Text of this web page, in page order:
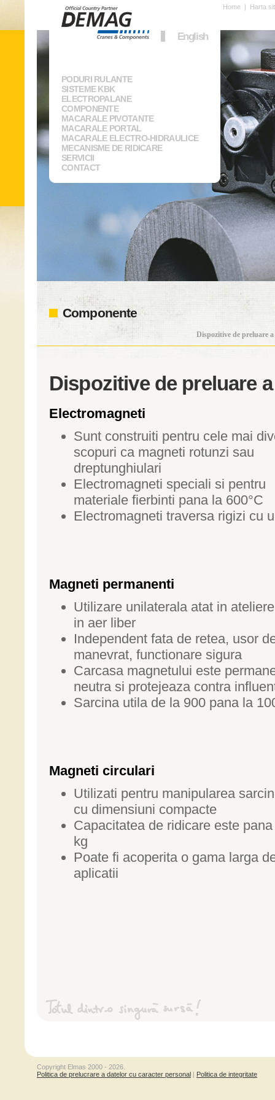
English
PODURI RULANTE
SISTEME KBK
ELECTROPALANE
COMPONENTE
MACARALE PIVOTANTE
MACARALE PORTAL
MACARALE ELECTRO-HIDRAULICE
MECANISME DE RIDICARE
SERVICII
CONTACT
Home | Harta
Componente
Dispozitive de preluare
Dispozitive de preluare
Electromagneti
Sunt construiti pentru cele mai
scopuri ca magneti rotunzi sau
dreptunghiulari
Electromagneti speciali si pentru
materiale fierbinti pana la 600°C
Electromagneti traversa rigizi cu
Magneti permanenti
Utilizare unilaterala atat in
in aer liber
Independent fata de retea, usor
manevrat, functionare sigura
Carcasa magnetului este
neutra si protejeaza contra
Sarcina utila de la 900 pana la
Magneti circulari
Utilizati pentru manipularea
cu dimensiuni compacte
Capacitatea de ridicare este
kg
Poate fi acoperita o gama larga
aplicatii
Copyright Elmas 2000 - 2026.
Politica de prelucrare a datelor cu caracter personal | Politica de integritate